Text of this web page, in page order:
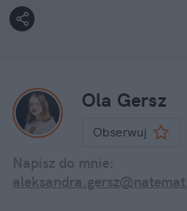
Ola Gersz
Obserwuj
Napisz do mnie: